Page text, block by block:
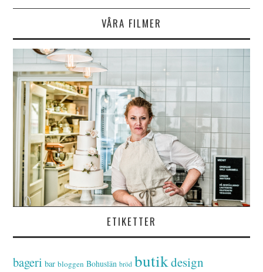
VÅRA FILMER
ETIKETTER
bageri bar bloggen Bohuslän bröd butikdesign